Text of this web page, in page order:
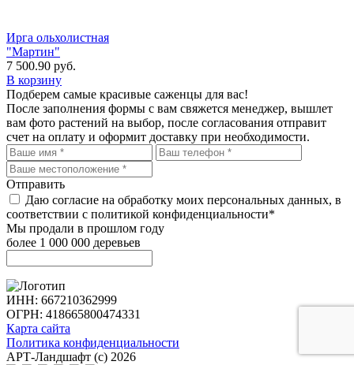
Ирга ольхолистная
"Мартин"
7 500.90 руб.
В корзину
Подберем самые красивые саженцы для вас!
После заполнения формы с вам свяжется менеджер, вышлет
вам фото растений на выбор, после согласования отправит
счет на оплату и оформит доставку при необходимости.
Отправить
Даю согласие на обработку моих персональных данных, в
соответствии с политикой конфиденциальности*
Мы продали в прошлом году
более 1 000 000 деревьев
ИНН: 667210362999
ОГРН: 418665800474331
Карта сайта
Политика конфиденциальности
АРТ-Ландшафт (с) 2026